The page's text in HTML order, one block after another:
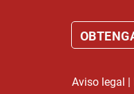
Aviso legal